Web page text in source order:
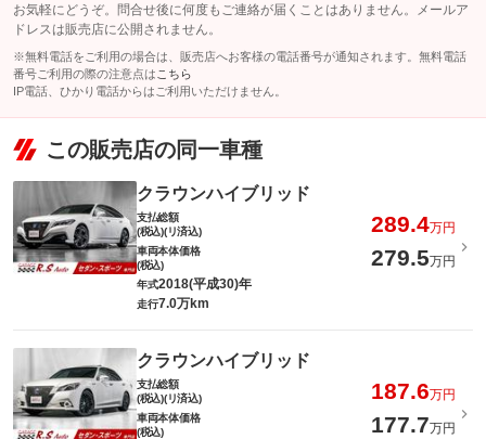
お気軽にどうぞ。問合せ後に何度もご連絡が届くことはありません。メールア
ドレスは販売店に公開されません。
※無料電話をご利用の場合は、販売店へお客様の電話番号が通知されます。無料電話
番号ご利用の際の注意点は こちら
IP電話、ひかり電話からはご利用いただけません。
この販売店の同一車種
クラウンハイブリッド
支払総額
(税込)(リ済込)
289.4万円
車両本体価格
(税込)
279.5万円
年式2018(平成30)年
走行7.0万km
クラウンハイブリッド
支払総額
(税込)(リ済込)
187.6万円
車両本体価格
(税込)
177.7万円